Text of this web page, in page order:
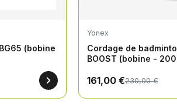
(bobine
Yonex
Cordage de
BOOST (bobine -
161,00 €230,00 €